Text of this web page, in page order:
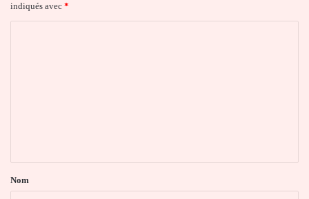
indiqués avec *
a
Nom